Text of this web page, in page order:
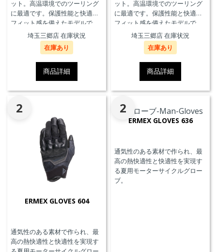
ット。高温環境でのツーリング
に最適です。保護性能と快適な
フィット感を備えたモデルで
埼玉三郷店 在庫状況
在庫あり
商品詳細
ット。高温環境でのツーリング
に最適です。保護性能と快適な
フィット感を備えたモデルで
埼玉三郷店 在庫状況
在庫あり
商品詳細
2
ERMEX GLOVES 604
通気性のある素材で作られ、最
高の熱快適性と快適性を実現す
2
ERMEX GLOVES 636
通気性のある素材で作られ、最
高の熱快適性と快適性を実現す
る夏用モーターサイクルグロー
ブ。